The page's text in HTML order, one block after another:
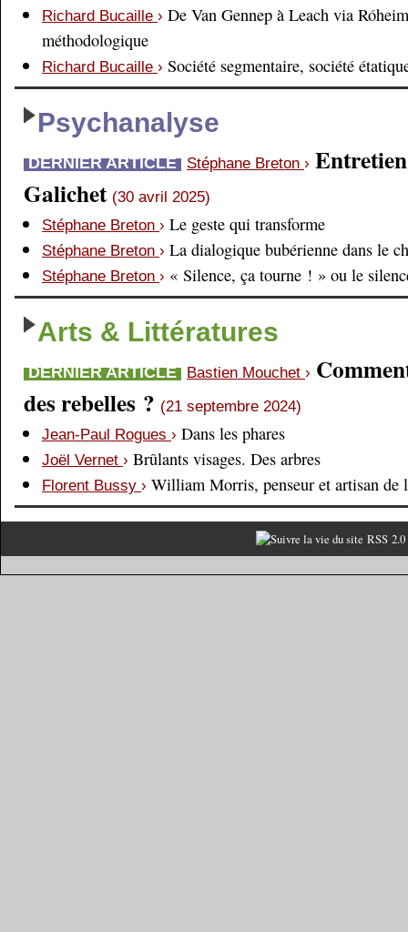
Richard Bucaille › De Van Gennep à Leach via
méthodologique
Richard Bucaille › Société segmentaire, société
Psychanalyse
DERNIER ARTICLE Stéphane Breton ›
Galichet (30 avril 2025)
Stéphane Breton › Le geste qui transforme
Stéphane Breton › La dialogique bubérienne dans le
Stéphane Breton › « Silence, ça tourne ! » ou le
Arts & Littératures
DERNIER ARTICLE Bastien Mouchet ›
des rebelles ? (21 septembre 2024)
Jean-Paul Rogues › Dans les phares
Joël Vernet › Brûlants visages. Des arbres
Florent Bussy › William Morris, penseur et artisan de
RSS 2.0